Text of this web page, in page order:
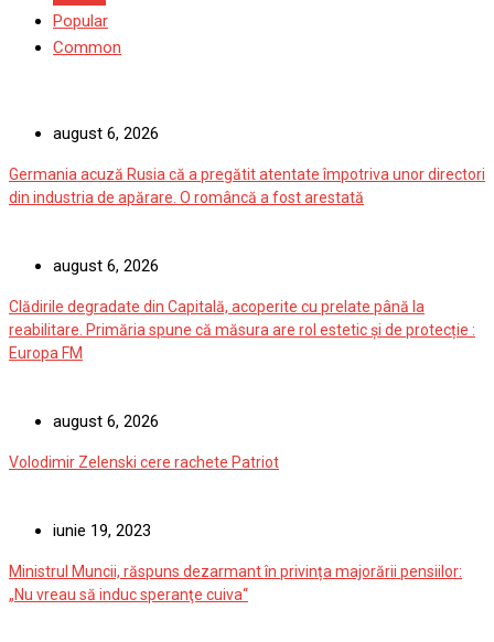
Popular
Common
august 6, 2026
Germania acuză Rusia că a pregătit atentate împotriva unor directori
din industria de apărare. O româncă a fost arestată
august 6, 2026
Clădirile degradate din Capitală, acoperite cu prelate până la
reabilitare. Primăria spune că măsura are rol estetic și de protecție :
Europa FM
august 6, 2026
Volodimir Zelenski cere rachete Patriot
iunie 19, 2023
Ministrul Muncii, răspuns dezarmant în privința majorării pensiilor:
„Nu vreau să induc speranţe cuiva“